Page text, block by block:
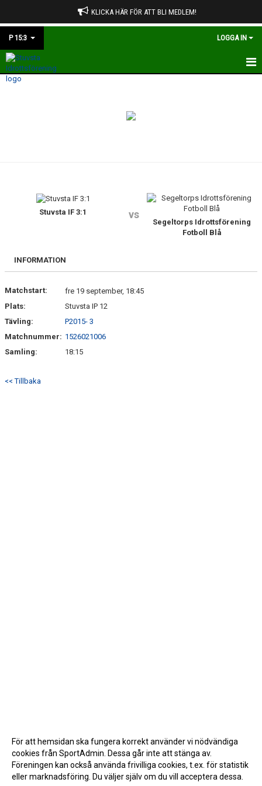
KLICKA HÄR FÖR ATT BLI MEDLEM!
P 15:3 LOGGA IN
HEM
BILDGALLERI
KONTAKT
Stuvsta IF 3:1 vs
Segeltorps Idrottsförening
Fotboll Blå
INFORMATION
Matchstart:
fre 19 september, 18:45
Plats:
Stuvsta IP 12
Tävling:
P2015- 3
Matchnummer: 1526021006
Samling:
18:15
<< Tillbaka
För att hemsidan ska fungera korrekt använder vi nödvändiga
cookies från SportAdmin. Dessa går inte att stänga av.
Föreningen kan också använda frivilliga cookies, t.ex. för statistik
eller marknadsföring. Du väljer själv om du vill acceptera dessa.